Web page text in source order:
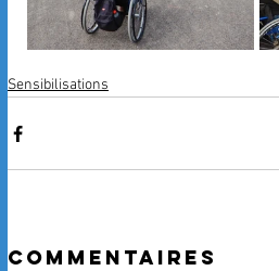
Sensibilisations
Commentaires